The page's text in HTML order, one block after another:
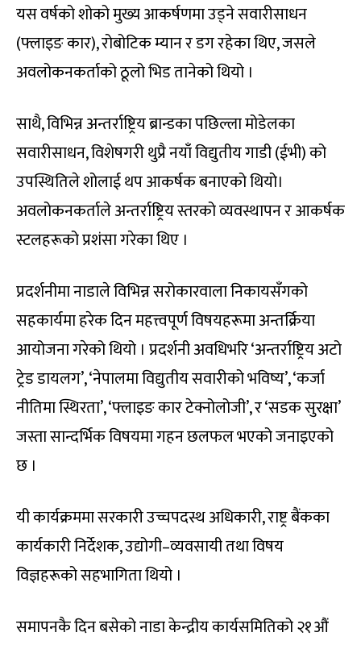
यस वर्षको शोको मुख्य आकर्षणमा उड्ने सवारीसाधन
(फ्लाइङ कार), रोबोटिक म्यान र डग रहेका थिए, जसले
अवलोकनकर्ताको ठूलो भिड तानेको थियो ।
साथै, विभिन्न अन्तर्राष्ट्रिय ब्रान्डका पछिल्ला मोडेलका
सवारीसाधन, विशेषगरी थुप्रै नयाँ विद्युतीय गाडी (ईभी) को
उपस्थितिले शोलाई थप आकर्षक बनाएको थियो।
अवलोकनकर्ताले अन्तर्राष्ट्रिय स्तरको व्यवस्थापन र आकर्षक
स्टलहरूको प्रशंसा गरेका थिए ।
प्रदर्शनीमा नाडाले विभिन्न सरोकारवाला निकायसँगको
सहकार्यमा हरेक दिन महत्त्वपूर्ण विषयहरूमा अन्तर्क्रिया
आयोजना गरेको थियो । प्रदर्शनी अवधिभरि ‘अन्तर्राष्ट्रिय अटो
ट्रेड डायलग’, ‘नेपालमा विद्युतीय सवारीको भविष्य’, ‘कर्जा
नीतिमा स्थिरता’, ‘फ्लाइङ कार टेक्नोलोजी’, र ‘सडक सुरक्षा’
जस्ता सान्दर्भिक विषयमा गहन छलफल भएको जनाइएको
छ ।
यी कार्यक्रममा सरकारी उच्चपदस्थ अधिकारी, राष्ट्र बैंकका
कार्यकारी निर्देशक, उद्योगी–व्यवसायी तथा विषय
विज्ञहरूको सहभागिता थियो ।
समापनकै दिन बसेको नाडा केन्द्रीय कार्यसमितिको २१औं